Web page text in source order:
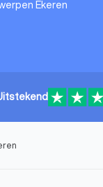
Ekeren